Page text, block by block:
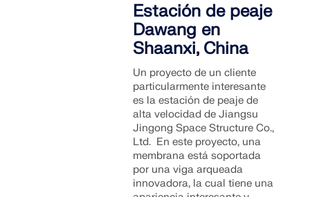
Estación de peaje
Dawang en
Shaanxi, China
Un proyecto de un cliente
particularmente interesante
es la estación de peaje de
alta velocidad de Jiangsu
Jingong Space Structure Co.,
Ltd. En este proyecto, una
membrana está soportada
por una viga arqueada
innovadora, la cual tiene una